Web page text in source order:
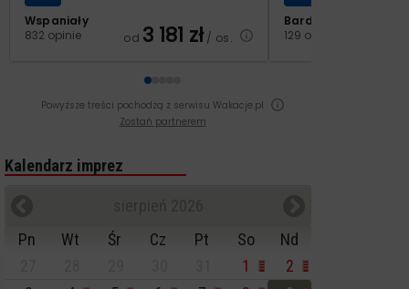
Wspaniały
832 opinie
od 3 181 zł/ os.
Bardzo dobry
129 opinii
Powyższe treści pochodzą z serwisu Wakacje.pl
Zostań partnerem
Kalendarz imprez
Pn
Wt Śr Cz Pt So
Nd
1
2